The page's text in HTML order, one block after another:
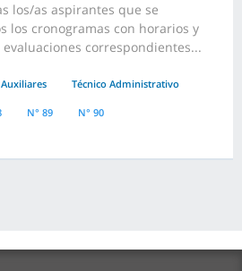
los/as aspirantes que se
los cronogramas con horarios y
correspondientes...
Técnico Administrativo
N° 89 N° 90